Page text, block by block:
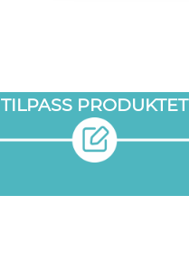
TILPASS PRODUKTET